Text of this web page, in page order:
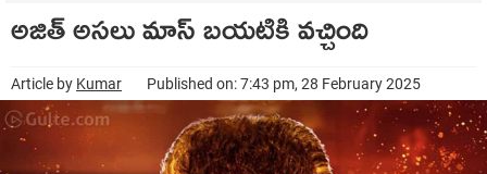
అజిత్ అసలు మాస్ బయటికి వచ్చింది
Article by Kumar Published on: 7:43 pm, 28 February 2025